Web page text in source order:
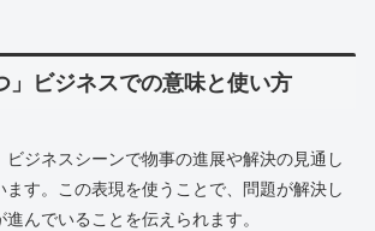
」ビジネスでの意味と使い方
ビジネスシーンで物事の進展や解決の見通し
ます。この表現を使うことで、問題が解決し
んでいることを伝えられます。